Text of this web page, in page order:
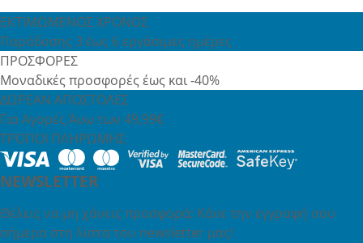
ΕΚΤΙΜΩΜΕΝΟΣ ΧΡΟΝΟΣ
Παράδοσης 3 έως 6 εργάσιμες ημέρες
ΠΡΟΣΦΟΡΕΣ
Μοναδικές προσφορές έως και -40%
ΔΩΡΕΑΝ ΑΠΟΣΤΟΛΕΣ
Για Αγορές Άνω των 49,99€
ΤΡΟΠΟΙ ΠΛΗΡΩΜΗΣ
NEWSLETTER
Θέλεις να μη χάνεις προσφορά; Κάνε την εγγραφή σου
σήμερα στη λίστα του newsletter μας!